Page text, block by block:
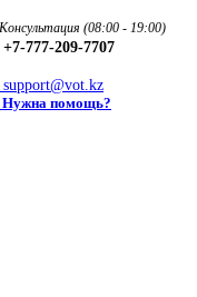
Консультация (08:00 - 19:00)
+7-777-209-7707
support@vot.kz
Нужна помощь?